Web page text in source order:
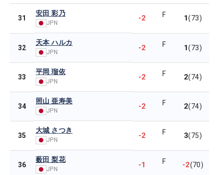
31
安田 彩乃
JPN
-2 F 1(73)
32
天本 ハルカ
JPN -2 F 1(73)
33
平岡 瑠依
JPN -2 F 2(74)
34
照山 亜寿美
JPN -2 F 2(74)
35
大城 さつき
JPN -2 F 3(75)
36
薮田 梨花
JPN -1 F -2(70)